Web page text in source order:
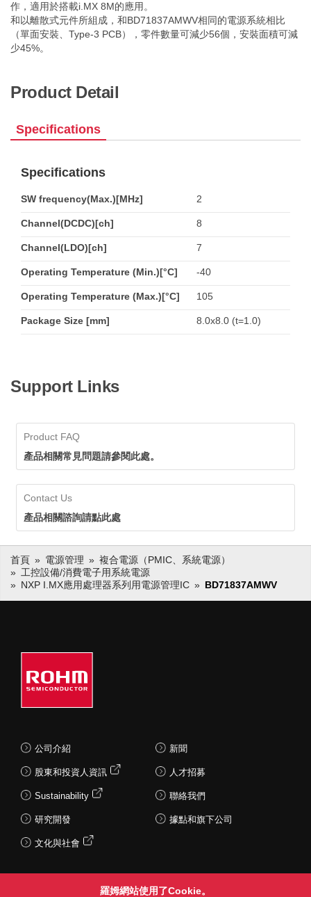
作，適用於搭載i.MX 8M的應用。
和以離散式元件所組成，和BD71837AMWV相同的電源系統相比
（單面安裝、Type-3 PCB），零件數量可減少56個，安裝面積可減
少45%。
Product Detail
Specifications
Specifications
SW frequency(Max.)[MHz] 2
Channel(DCDC)[ch] 8
Channel(LDO)[ch] 7
Operating Temperature (Min.)[°C] -40
Operating Temperature (Max.)[°C] 105
Package Size [mm] 8.0x8.0 (t=1.0)
Support Links
Product FAQ
產品相關常見問題請參閱此處。
Contact Us
產品相關諮詢請點此處
首頁 電源管理
複合電源（PMIC、系統電源）
工控設備/消費電子用系統電源
NXP I.MX應用處理器系列用電源管理IC
BD71837AMWV
公司介紹
股東和投資人資訊
Sustainability
研究開發
文化與社會
新聞
人才招募
聯絡我們
據點和旗下公司
羅姆網站使用了Cookie。